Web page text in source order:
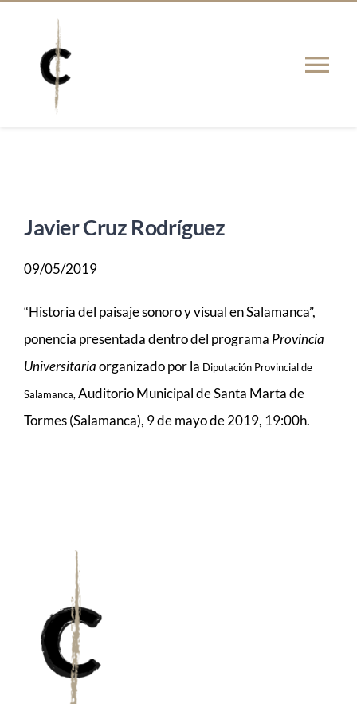
contenido
PUBLICACIONES
RED
MÚSICA
Javier Cruz Rodríguez
09/05/2019
“Historia del paisaje sonoro y visual en Salamanca”,
ponencia presentada dentro del programa Provincia
Universitariaorganizado por la Diputación Provincial de
Salamanca, Auditorio Municipal de Santa Marta de
Tormes (Salamanca), 9 de mayo de 2019, 19:00h.